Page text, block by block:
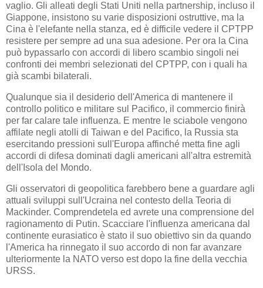
vaglio. Gli alleati degli Stati Uniti nella partnership, incluso il
Giappone, insistono su varie disposizioni ostruttive, ma la
Cina è l'elefante nella stanza, ed è difficile vedere il CPTPP
resistere per sempre ad una sua adesione. Per ora la Cina
può bypassarlo con accordi di libero scambio singoli nei
confronti dei membri selezionati del CPTPP, con i quali ha
già scambi bilaterali.
Qualunque sia il desiderio dell'America di mantenere il
controllo politico e militare sul Pacifico, il commercio finirà
per far calare tale influenza. E mentre le sciabole vengono
affilate negli atolli di Taiwan e del Pacifico, la Russia sta
esercitando pressioni sull'Europa affinché metta fine agli
accordi di difesa dominati dagli americani all'altra estremità
dell'Isola del Mondo.
Gli osservatori di geopolitica farebbero bene a guardare agli
attuali sviluppi sull'Ucraina nel contesto della Teoria di
Mackinder. Comprendetela ed avrete una comprensione del
ragionamento di Putin. Scacciare l'influenza americana dal
continente eurasiatico è stato il suo obiettivo sin da quando
l'America ha rinnegato il suo accordo di non far avanzare
ulteriormente la NATO verso est dopo la fine della vecchia
URSS.